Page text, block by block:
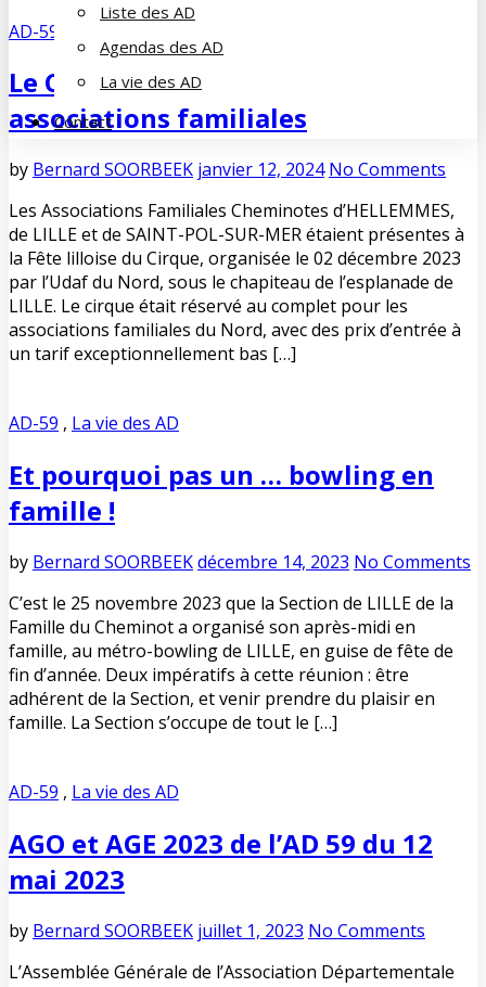
Liste des AD
Agendas des AD
La vie des AD
Contact
AD-59
Le CIRQUE DE LILLE réservé aux
associations familiales
by Bernard SOORBEEK janvier 12, 2024 No Comments
Les Associations Familiales Cheminotes d’HELLEMMES,
de LILLE et de SAINT-POL-SUR-MER étaient présentes à
la Fête lilloise du Cirque, organisée le 02 décembre 2023
par l’Udaf du Nord, sous le chapiteau de l’esplanade de
LILLE. Le cirque était réservé au complet pour les
associations familiales du Nord, avec des prix d’entrée à
un tarif exceptionnellement bas […]
AD-59 , La vie des AD
Et pourquoi pas un … bowling en
famille !
by Bernard SOORBEEKdécembre 14, 2023 No Comments
C’est le 25 novembre 2023 que la Section de LILLE de la
Famille du Cheminot a organisé son après-midi en
famille, au métro-bowling de LILLE, en guise de fête de
fin d’année. Deux impératifs à cette réunion : être
adhérent de la Section, et venir prendre du plaisir en
famille. La Section s’occupe de tout le […]
AD-59 , La vie des AD
AGO et AGE 2023 de l’AD 59 du 12
mai 2023
by Bernard SOORBEEK juillet 1, 2023 No Comments
L’Assemblée Générale de l’Association Départementale